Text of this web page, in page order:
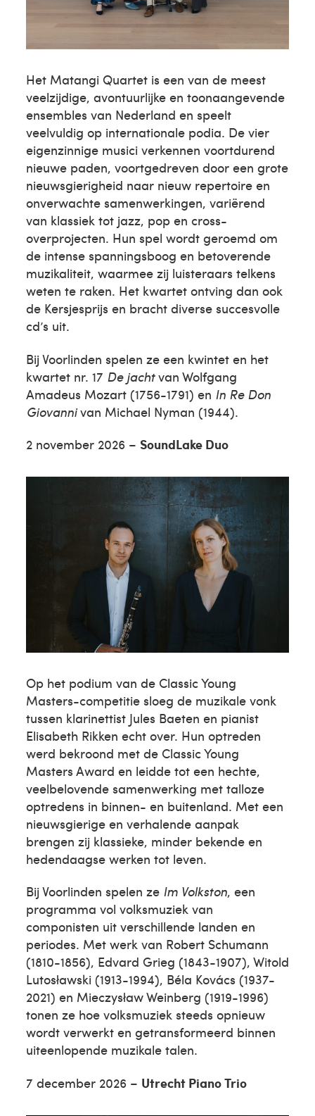
Het Matangi Quartet is een van de meest
veelzijdige, avontuurlijke en toonaangevende
ensembles van Nederland en speelt
veelvuldig op internationale podia. De vier
eigenzinnige musici verkennen voortdurend
nieuwe paden, voortgedreven door een grote
nieuwsgierigheid naar nieuw repertoire en
onverwachte samenwerkingen, variërend
van klassiek tot jazz, pop en cross-
overprojecten. Hun spel wordt geroemd om
de intense spanningsboog en betoverende
muzikaliteit, waarmee zij luisteraars telkens
weten te raken. Het kwartet ontving dan ook
de Kersjesprijs en bracht diverse succesvolle
cd’s uit.
Bij Voorlinden spelen ze een kwintet en het
kwartet nr. 17 De jachtvan Wolfgang
Amadeus Mozart (1756-1791) en In Re Don
Giovannivan Michael Nyman (1944).
2 november 2026 – SoundLake Duo
Op het podium van de Classic Young
Masters-competitie sloeg de muzikale vonk
tussen klarinettist Jules Baeten en pianist
Elisabeth Rikken echt over. Hun optreden
werd bekroond met de Classic Young
Masters Award en leidde tot een hechte,
veelbelovende samenwerking met talloze
optredens in binnen- en buitenland. Met een
nieuwsgierige en verhalende aanpak
brengen zij klassieke, minder bekende en
hedendaagse werken tot leven.
Bij Voorlinden spelen ze Im Volkston, een
programma vol volksmuziek van
componisten uit verschillende landen en
periodes. Met werk van Robert Schumann
(1810-1856), Edvard Grieg (1843-1907), Witold
Lutosławski (1913-1994), Béla Kovács (1937-
2021) en Mieczysław Weinberg (1919-1996)
tonen ze hoe volksmuziek steeds opnieuw
wordt verwerkt en getransformeerd binnen
uiteenlopende muzikale talen.
7 december 2026 – Utrecht Piano Trio